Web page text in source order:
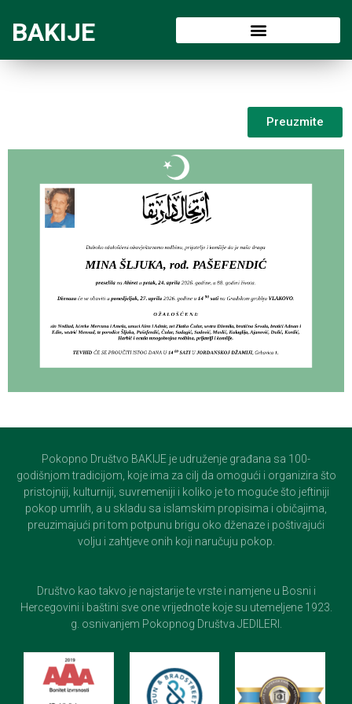
BAKIJE
Preuzmite
Pokopno Društvo BAKIJE je udruženje građana sa 100-
godišnjom tradicijom, koje ima za cilj da omogući i organizira što
pristojniji, kulturniji, suvremeniji i koliko je to moguće što jeftiniji
pokop umrlih, a u skladu sa islamskim propisima i običajima,
preuzimajući pri tom potpunu brigu oko dženaze i poštivajući
volju i zahtjeve onih koji naručuju pokop.
Društvo kao takvo je najstarije te vrste i namjene u Bosni i
Hercegovini i baštini sve one vrijednote koje su utemeljene 1923.
g. osnivanjem Pokopnog Društva JEDILERI.